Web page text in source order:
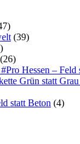
(39)
(26)
Hessen – Feld
Grün statt
statt Beton (4)